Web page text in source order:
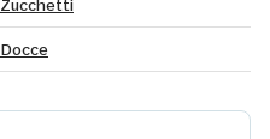
Docce